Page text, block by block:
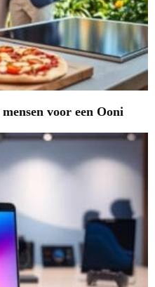
voor een Ooni